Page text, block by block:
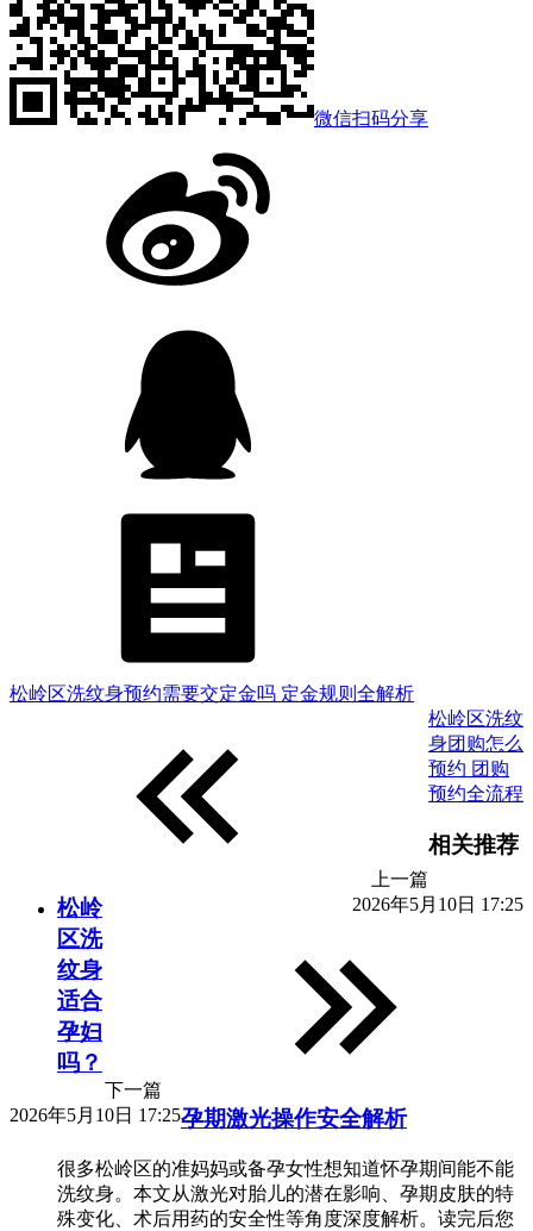
微信扫码分享
松岭区洗纹身预约需要交定金吗 定金规则全解析
上一篇
2026年5月10日 17:25
松岭区洗纹
身团购怎么
预约 团购
预约全流程
下一篇
2026年5月10日 17:25
相关推荐
松岭
区洗
纹身
适合
孕妇
吗？
孕期激光操作安全解析
很多松岭区的准妈妈或备孕女性想知道怀孕期间能不能
洗纹身。本文从激光对胎儿的潜在影响、孕期皮肤的特
殊变化、术后用药的安全性等角度深度解析。读完后您